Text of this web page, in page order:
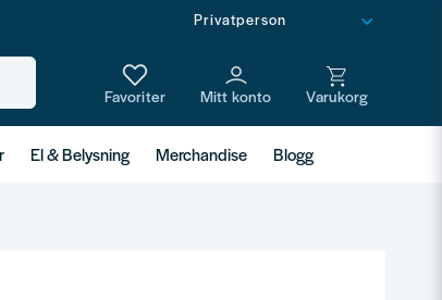
El & Belysning Merchandise Blogg